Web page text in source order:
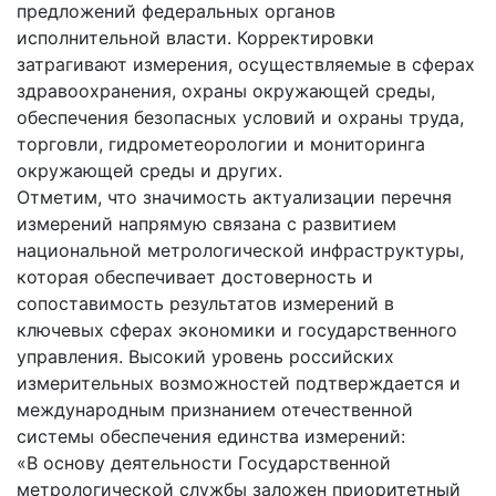
предложений федеральных органов
исполнительной власти. Корректировки
затрагивают измерения, осуществляемые в сферах
здравоохранения, охраны окружающей среды,
обеспечения безопасных условий и охраны труда,
торговли, гидрометеорологии и мониторинга
окружающей среды и других.
Отметим, что значимость актуализации перечня
измерений напрямую связана с развитием
национальной метрологической инфраструктуры,
которая обеспечивает достоверность и
сопоставимость результатов измерений в
ключевых сферах экономики и государственного
управления. Высокий уровень российских
измерительных возможностей подтверждается и
международным признанием отечественной
системы обеспечения единства измерений:
«В основу деятельности Государственной
метрологической службы заложен приоритетный